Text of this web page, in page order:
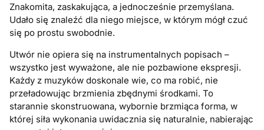
Znakomita, zaskakująca, a jednocześnie przemyślana.
Udało się znaleźć dla niego miejsce, w którym mógł czuć
się po prostu swobodnie.
Utwór nie opiera się na instrumentalnych popisach –
wszystko jest wyważone, ale nie pozbawione ekspresji.
Każdy z muzyków doskonale wie, co ma robić, nie
przeładowując brzmienia zbędnymi środkami. To
starannie skonstruowana, wybornie brzmiąca forma, w
której siła wykonania uwidacznia się naturalnie, nabierając